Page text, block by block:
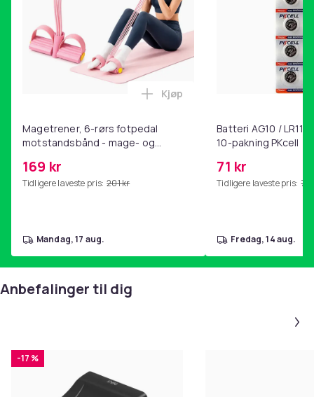
deres øjne mod solen, mens de samtidig tilpasser sig
ændrede lysforhold med en hurtig flip.
UV400-beskyttelse, polariseret og anti - reflekterende
bredde på linse: ca. 61 mm /S/8G P>
De fleste af brillermodellerne på markedet!
Artikkel nr.
5c4eac0d-78fe-4c39-8ee2-168177f11be6
Produktsikkerhetsinformasjon
Magetrener, 6-rørs fotpedal
motstandsbånd - mage- og
hjemmegymnastikk Pink
169 kr
Tidligere laveste pris: 201 kr
Legg Magetrener, 6-rørs
Kjøp
mandag, 17 aug.
Batteri AG10 /
10-pakning PKcell
71 kr
Tidligere laveste pris: 76
fredag, 14 aug.
Anbefalinger til dig
-17 %